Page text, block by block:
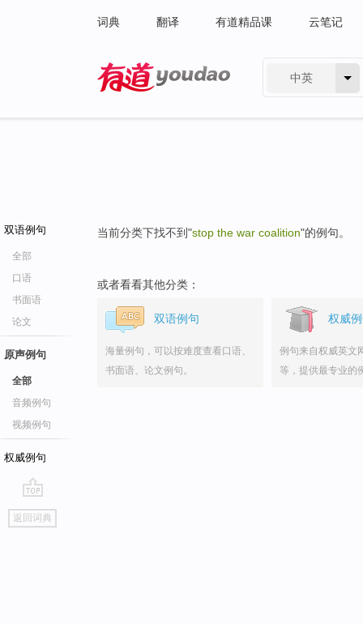
词典 翻译 有道精品课 云笔记
中英
双语例句
全部
口语
书面语
论文
原声例句
全部
音频例句
视频例句
权威例句
go
top
返回词典
当前分类下找不到"stop the war coalition"的例句。
或者看看其他分类：
双语例句
海量例句，可以按难度查看口语、
书面语、论文例句。
权威
例句来自权威英文
等，提供最专业的